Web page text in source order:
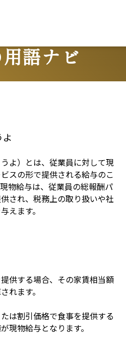
語ナビ
よ）とは、従業員に対して現
スの形で提供される給与のこ
物給与は、従業員の総報酬パ
され、税務上の取り扱いや社
えます。
供する場合、その家賃相当額
れます。
は割引価格で食事を提供する
現物給与となります。